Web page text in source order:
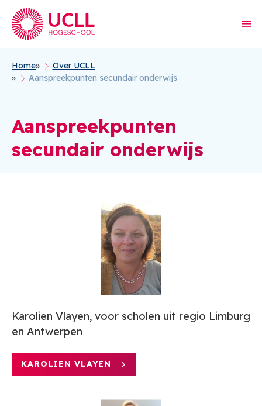
Kruimelpad
Home
Over UCLL
Aanspreekpunten secundair onderwijs
Aanspreekpunten
secundair onderwijs
Karolien Vlayen, voor scholen uit regio Limburg
en Antwerpen
KAROLIEN VLAYEN